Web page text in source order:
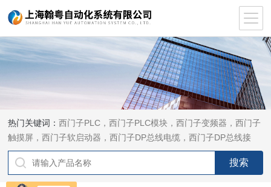
热门关键词：西门子PLC，西门子PLC模块，西门子变频器，西门子
触摸屏，西门子软启动器，西门子DP总线电缆，西门子DP总线接
头，西门子CP通讯网卡，西门子数控系统及停产备件